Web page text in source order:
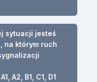
sytuacji jesteś
na którym ruch
A2, B1, C1, D1